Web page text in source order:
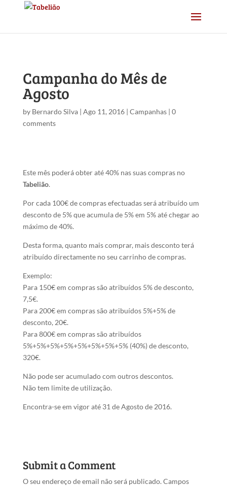
Campanha do Mês de
Agosto
by Bernardo Silva| Ago 11, 2016| Campanhas| 0
comments
Este mês poderá obter até 40% nas suas compras no
Tabelião.
Por cada 100€ de compras efectuadas será atribuído um
desconto de 5% que acumula de 5% em 5% até chegar ao
máximo de 40%.
Desta forma, quanto mais comprar, mais desconto terá
atribuído directamente no seu carrinho de compras.
Exemplo:
Para 150€ em compras são atribuídos 5% de desconto,
7,5€.
Para 200€ em compras são atribuídos 5%+5% de
desconto, 20€.
Para 800€ em compras são atribuídos
5%+5%+5%+5%+5%+5%+5%+5% (40%) de desconto,
320€.
Não pode ser acumulado com outros descontos.
Não tem limite de utilização.
Encontra-se em vigor até 31 de Agosto de 2016.
Submit a Comment
O seu endereço de email não será publicado. Campos